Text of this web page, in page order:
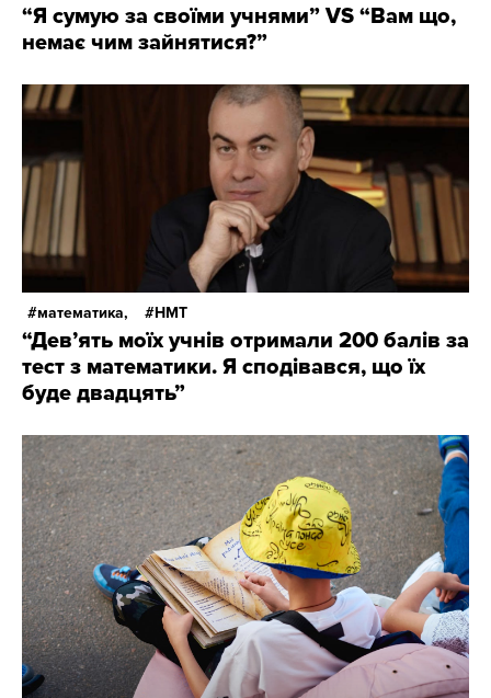
“Я сумую за своїми учнями” VS “Вам що,
немає чим зайнятися?”
математика, НМТ
“Дев’ять моїх учнів отримали 200 балів за
тест з математики. Я сподівався, що їх
буде двадцять”